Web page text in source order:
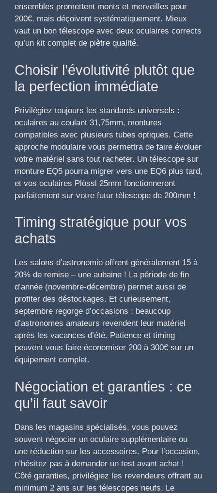
ensembles promettent monts et merveilles pour
200€, mais déçoivent systématiquement. Mieux
vaut un bon télescope avec deux oculaires corrects
qu’un kit complet de piètre qualité.
Choisir l’évolutivité plutôt que
la perfection immédiate
Privilégiez toujours les standards universels :
oculaires au coulant 31,75mm, montures
compatibles avec plusieurs tubes optiques. Cette
approche modulaire vous permettra de faire évoluer
votre matériel sans tout racheter. Un télescope sur
monture EQ5 pourra migrer vers une EQ6 plus tard,
et vos oculaires Plössl 25mm fonctionneront
parfaitement sur votre futur télescope de 200mm !
Timing stratégique pour vos
achats
Les salons d’astronomie offrent généralement 15 à
20% de remise – une aubaine ! La période de fin
d’année (novembre-décembre) permet aussi de
profiter des déstockages. Et curieusement,
septembre regorge d’occasions : beaucoup
d’astronomes amateurs revendent leur matériel
après les vacances d’été. Patience et timing
peuvent vous faire économiser 200 à 300€ sur un
équipement complet.
Négociation et garanties : ce
qu’il faut savoir
Dans les magasins spécialisés, vous pouvez
souvent négocier un oculaire supplémentaire ou
une réduction sur les accessoires. Pour l’occasion,
n’hésitez pas à demander un test avant achat !
Côté garanties, privilégiez les revendeurs offrant au
minimum 2 ans sur les télescopes neufs. Le